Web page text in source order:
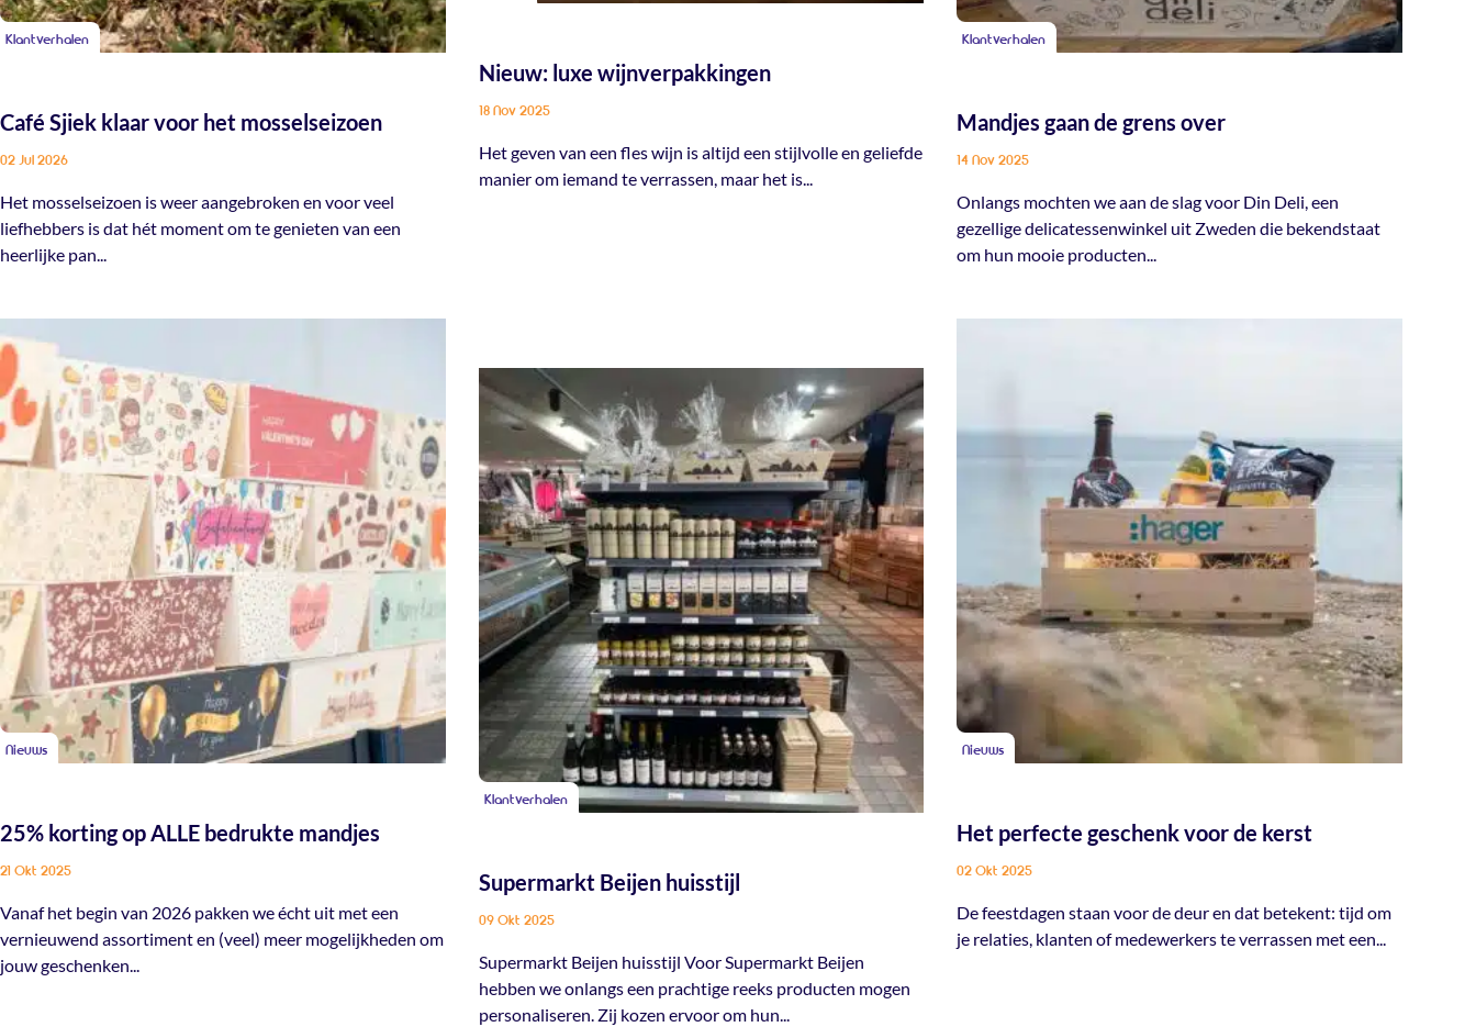
Klantverhalen
Café Sjiek klaar voor het mosselseizoen
02 Jul 2026
Het mosselseizoen is weer aangebroken en voor veel
liefhebbers is dat hét moment om te genieten van een
heerlijke pan...
Nieuw: luxe wijnverpakkingen
18 Nov 2025
Het geven van een fles wijn is altijd een stijlvolle en geliefde
manier om iemand te verrassen, maar het is...
Klantverhalen
Mandjes gaan de grens over
14 Nov 2025
Onlangs mochten we aan de slag voor Din Deli, een
gezellige delicatessenwinkel uit Zweden die bekendstaat
om hun mooie producten...
Nieuws
25% korting op ALLE bedrukte mandjes
21 Okt 2025
Vanaf het begin van 2026 pakken we écht uit met een
vernieuwend assortiment en (veel) meer mogelijkheden om
jouw geschenken...
Klantverhalen
Supermarkt Beijen huisstijl
09 Okt 2025
Supermarkt Beijen huisstijl Voor Supermarkt Beijen
hebben we onlangs een prachtige reeks producten mogen
personaliseren. Zij kozen ervoor om hun...
Nieuws
Het perfecte geschenk voor de kerst
02 Okt 2025
De feestdagen staan voor de deur en dat betekent: tijd om
je relaties, klanten of medewerkers te verrassen met een...